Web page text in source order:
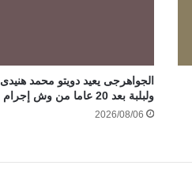
الجواهرجى يعيد دويتو محمد هنيدى
ولبلبة بعد 20 عاما من وش إجرام
2026/08/06